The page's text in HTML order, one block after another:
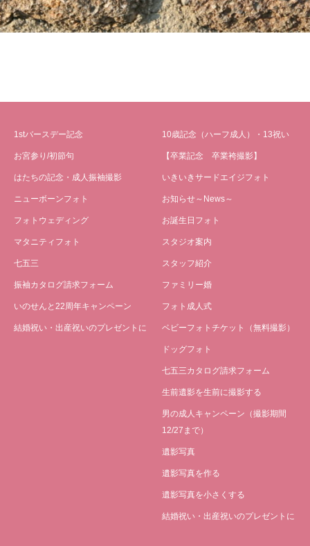
1stバースデー記念
お宮参り/初節句
はたちの記念・成人振袖撮影
ニューボーンフォト
フォトウェディング
マタニティフォト
七五三
振袖カタログ請求フォーム
いのせんと22周年キャンペーン
結婚祝い・出産祝いのプレゼントに
10歳記念（ハーフ成人）・13祝い
【卒業記念 卒業袴撮影】
いきいきサードエイジフォト
お知らせ～News～
お誕生日フォト
スタジオ案内
スタッフ紹介
ファミリー婚
フォト成人式
ベビーフォトチケット（無料撮影）
ドッグフォト
七五三カタログ請求フォーム
生前遺影を生前に撮影する
男の成人キャンペーン（撮影期間
12/27まで）
遺影写真
遺影写真を作る
遺影写真を小さくする
結婚祝い・出産祝いのプレゼントに